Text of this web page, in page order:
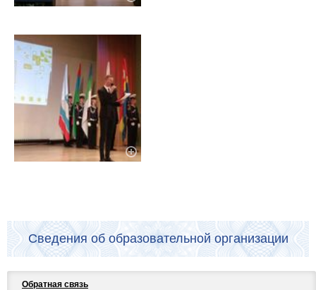
Сведения об образовательной организации
Обратная связь